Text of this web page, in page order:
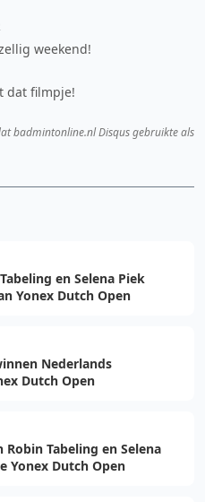
weekend!
dat filmpje!
badmintonline.nl Disqus gebruikte als
en Selena Piek
Yonex Dutch Open
Nederlands
Dutch Open
Tabeling en Selena
Yonex Dutch Open